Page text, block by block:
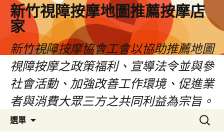
新竹視障按摩地圖推薦按摩店
家
新竹視障按摩協會工會以協助推薦地圖
視障按摩之政策福利、宣導法令並與參
社會活動、加強改善工作環境、促進業
者與消費大眾三方之共同利益為宗旨。
選單
搜
尋